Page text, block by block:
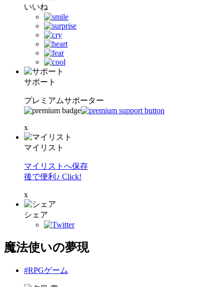
いいね
サポート
プレミアムサポーター
x
マイリスト
マイリストへ保存
後で便利♪ Click!
x
シェア
魔法使いの夢現
#RPGゲーム